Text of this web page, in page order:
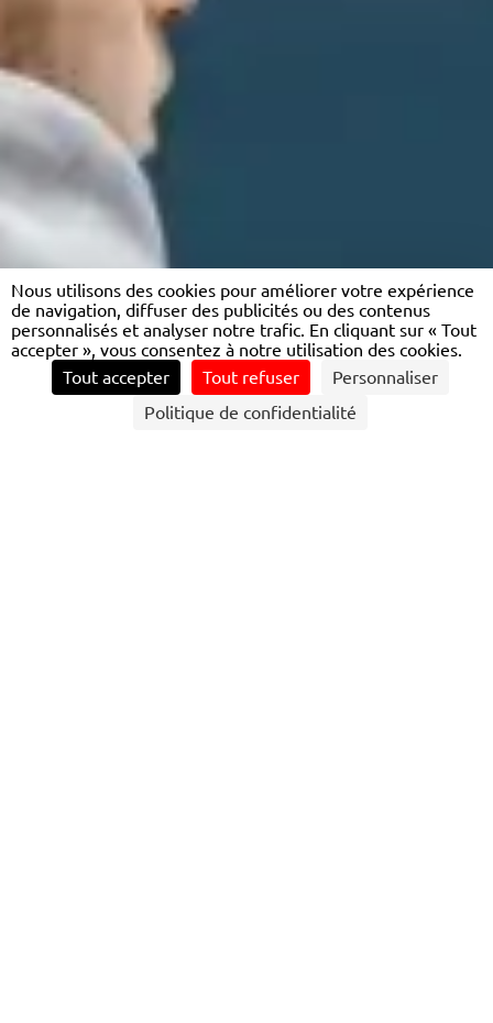
Nous utilisons des cookies pour améliorer votre expérience
de navigation, diffuser des publicités ou des contenus
personnalisés et analyser notre trafic. En cliquant sur « Tout
accepter », vous consentez à notre utilisation des cookies.
Tout accepter
Tout refuser
Personnaliser
Politique de confidentialité
CONTACTEZ NOUS